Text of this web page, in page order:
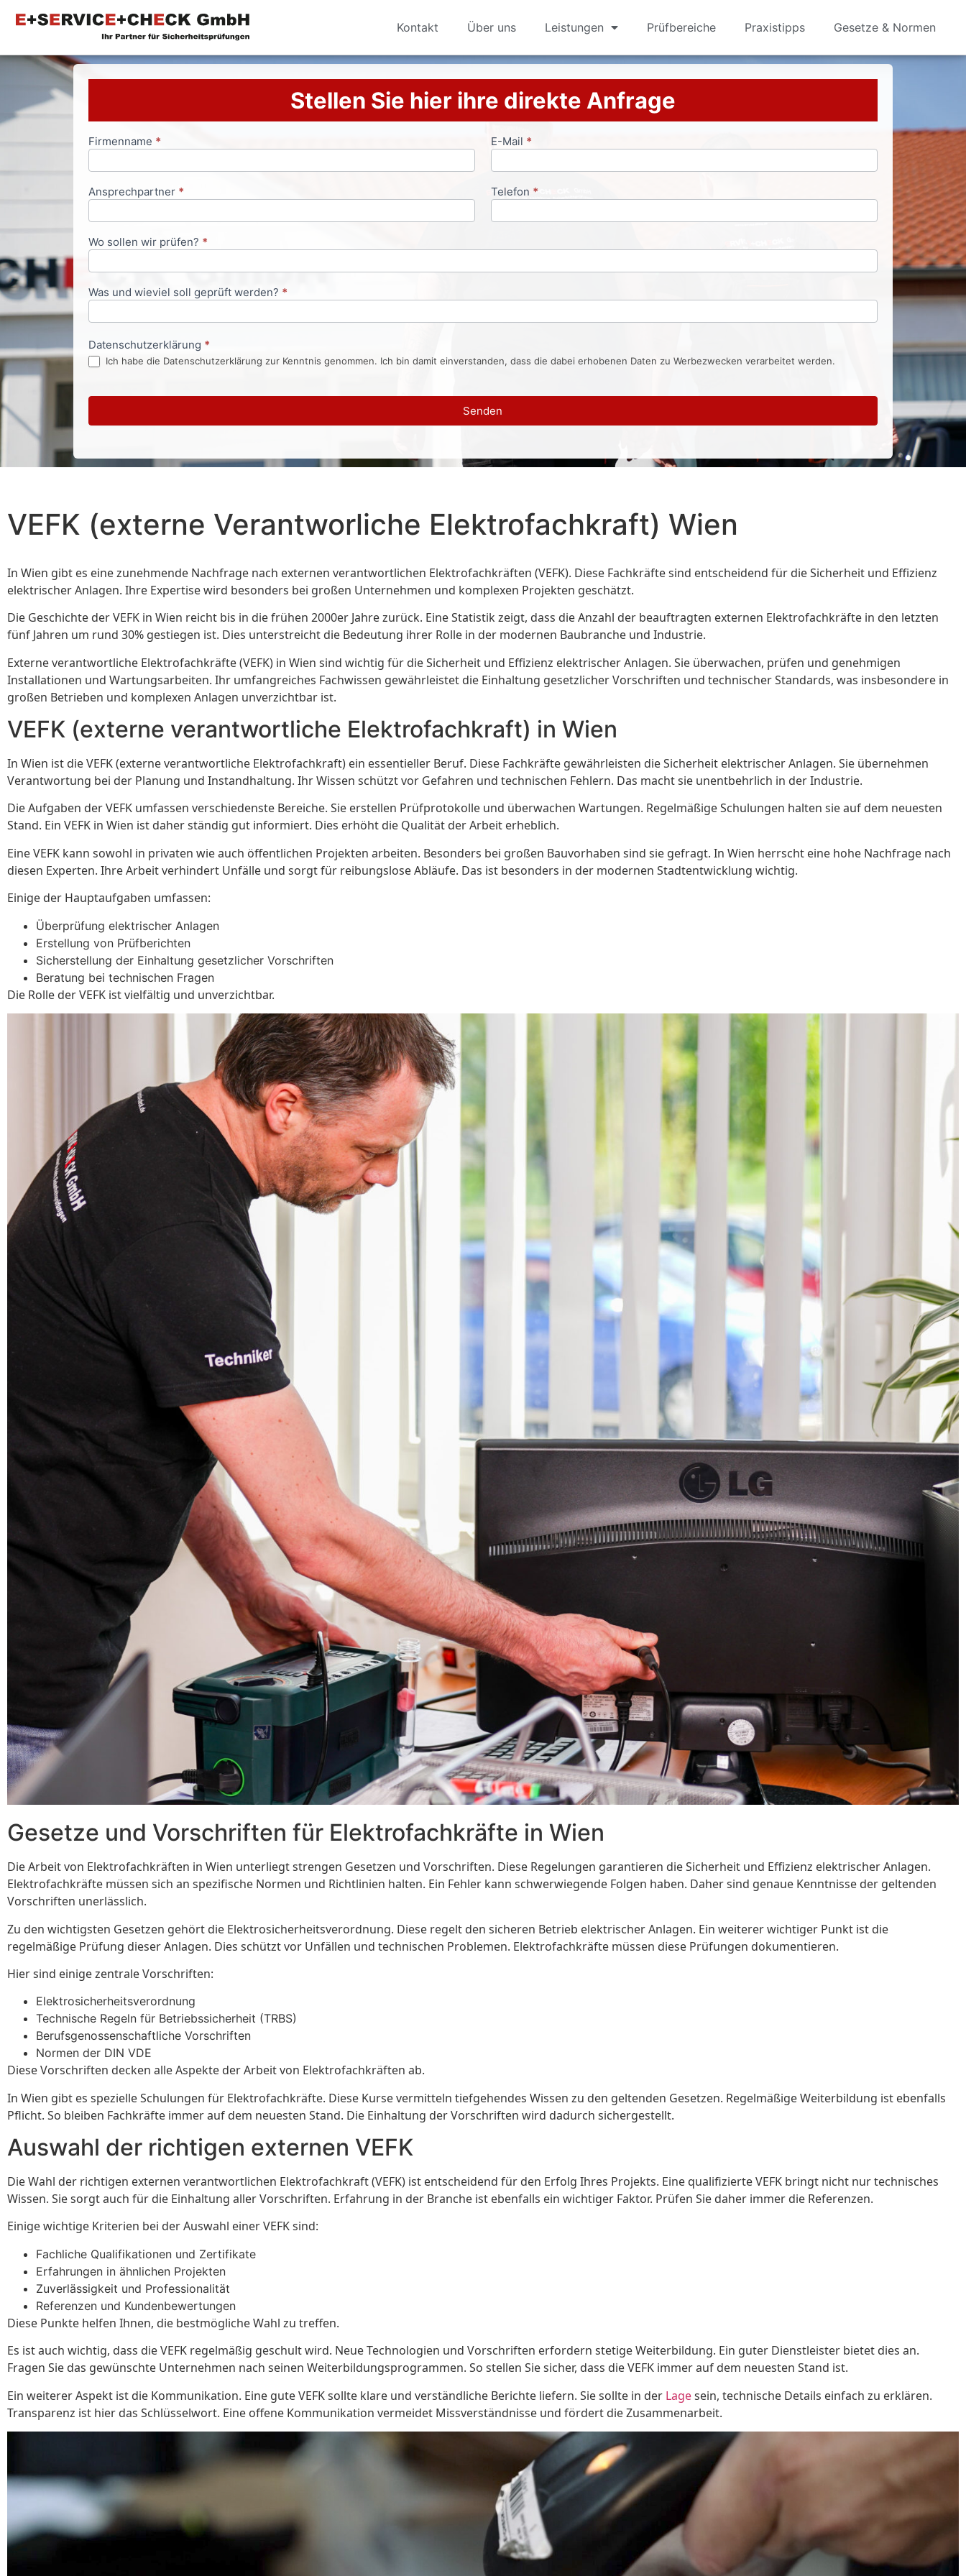
Kontakt Über uns Leistungen Prüfbereiche Praxistipps Gesetze & Normen
Stellen Sie hier ihre direkte Anfrage
Anfrageformular
Firmenname * E-Mail *
Ansprechpartner * Telefon *
Wo sollen wir prüfen? *
Was und wieviel soll geprüft werden? *
Datenschutzerklärung *
Ich habe die Datenschutzerklärung zur Kenntnis genommen. Ich bin damit einverstanden, dass die dabei erhobenen Daten zu Werbezwecken verarbeitet werden.
Senden
VEFK (externe Verantworliche Elektrofachkraft) Wien
In Wien gibt es eine zunehmende Nachfrage nach externen verantwortlichen Elektrofachkräften (VEFK). Diese Fachkräfte sind entscheidend für die Sicherheit und Effizienz
elektrischer Anlagen. Ihre Expertise wird besonders bei großen Unternehmen und komplexen Projekten geschätzt.
Die Geschichte der VEFK in Wien reicht bis in die frühen 2000er Jahre zurück. Eine Statistik zeigt, dass die Anzahl der beauftragten externen Elektrofachkräfte in den letzten
fünf Jahren um rund 30% gestiegen ist. Dies unterstreicht die Bedeutung ihrer Rolle in der modernen Baubranche und Industrie.
Externe verantwortliche Elektrofachkräfte (VEFK) in Wien sind wichtig für die Sicherheit und Effizienz elektrischer Anlagen. Sie überwachen, prüfen und genehmigen
Installationen und Wartungsarbeiten. Ihr umfangreiches Fachwissen gewährleistet die Einhaltung gesetzlicher Vorschriften und technischer Standards, was insbesondere in
großen Betrieben und komplexen Anlagen unverzichtbar ist.
VEFK (externe verantwortliche Elektrofachkraft) in Wien
In Wien ist die VEFK (externe verantwortliche Elektrofachkraft) ein essentieller Beruf. Diese Fachkräfte gewährleisten die Sicherheit elektrischer Anlagen. Sie übernehmen
Verantwortung bei der Planung und Instandhaltung. Ihr Wissen schützt vor Gefahren und technischen Fehlern. Das macht sie unentbehrlich in der Industrie.
Die Aufgaben der VEFK umfassen verschiedenste Bereiche. Sie erstellen Prüfprotokolle und überwachen Wartungen. Regelmäßige Schulungen halten sie auf dem neuesten
Stand. Ein VEFK in Wien ist daher ständig gut informiert. Dies erhöht die Qualität der Arbeit erheblich.
Eine VEFK kann sowohl in privaten wie auch öffentlichen Projekten arbeiten. Besonders bei großen Bauvorhaben sind sie gefragt. In Wien herrscht eine hohe Nachfrage nach
diesen Experten. Ihre Arbeit verhindert Unfälle und sorgt für reibungslose Abläufe. Das ist besonders in der modernen Stadtentwicklung wichtig.
Einige der Hauptaufgaben umfassen:
Überprüfung elektrischer Anlagen
Erstellung von Prüfberichten
Sicherstellung der Einhaltung gesetzlicher Vorschriften
Beratung bei technischen Fragen
Die Rolle der VEFK ist vielfältig und unverzichtbar.
Gesetze und Vorschriften für Elektrofachkräfte in Wien
Die Arbeit von Elektrofachkräften in Wien unterliegt strengen Gesetzen und Vorschriften. Diese Regelungen garantieren die Sicherheit und Effizienz elektrischer Anlagen.
Elektrofachkräfte müssen sich an spezifische Normen und Richtlinien halten. Ein Fehler kann schwerwiegende Folgen haben. Daher sind genaue Kenntnisse der geltenden
Vorschriften unerlässlich.
Zu den wichtigsten Gesetzen gehört die Elektrosicherheitsverordnung. Diese regelt den sicheren Betrieb elektrischer Anlagen. Ein weiterer wichtiger Punkt ist die
regelmäßige Prüfung dieser Anlagen. Dies schützt vor Unfällen und technischen Problemen. Elektrofachkräfte müssen diese Prüfungen dokumentieren.
Hier sind einige zentrale Vorschriften:
Elektrosicherheitsverordnung
Technische Regeln für Betriebssicherheit (TRBS)
Berufsgenossenschaftliche Vorschriften
Normen der DIN VDE
Diese Vorschriften decken alle Aspekte der Arbeit von Elektrofachkräften ab.
In Wien gibt es spezielle Schulungen für Elektrofachkräfte. Diese Kurse vermitteln tiefgehendes Wissen zu den geltenden Gesetzen. Regelmäßige Weiterbildung ist ebenfalls
Pflicht. So bleiben Fachkräfte immer auf dem neuesten Stand. Die Einhaltung der Vorschriften wird dadurch sichergestellt.
Auswahl der richtigen externen VEFK
Die Wahl der richtigen externen verantwortlichen Elektrofachkraft (VEFK) ist entscheidend für den Erfolg Ihres Projekts. Eine qualifizierte VEFK bringt nicht nur technisches
Wissen. Sie sorgt auch für die Einhaltung aller Vorschriften. Erfahrung in der Branche ist ebenfalls ein wichtiger Faktor. Prüfen Sie daher immer die Referenzen.
Einige wichtige Kriterien bei der Auswahl einer VEFK sind:
Fachliche Qualifikationen und Zertifikate
Erfahrungen in ähnlichen Projekten
Zuverlässigkeit und Professionalität
Referenzen und Kundenbewertungen
Diese Punkte helfen Ihnen, die bestmögliche Wahl zu treffen.
Es ist auch wichtig, dass die VEFK regelmäßig geschult wird. Neue Technologien und Vorschriften erfordern stetige Weiterbildung. Ein guter Dienstleister bietet dies an.
Fragen Sie das gewünschte Unternehmen nach seinen Weiterbildungsprogrammen. So stellen Sie sicher, dass die VEFK immer auf dem neuesten Stand ist.
Ein weiterer Aspekt ist die Kommunikation. Eine gute VEFK sollte klare und verständliche Berichte liefern. Sie sollte in der Lagesein, technische Details einfach zu erklären.
Transparenz ist hier das Schlüsselwort. Eine offene Kommunikation vermeidet Missverständnisse und fördert die Zusammenarbeit.